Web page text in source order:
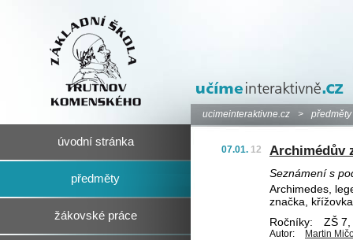
úvodní stránka
předměty
žákovské práce
ucimeinteraktivne.cz > předměty
07.01. 12 Archimédův
Seznámení s
Archimedes,
značka, křížovka
Ročníky:
ZŠ
Autor: Martin